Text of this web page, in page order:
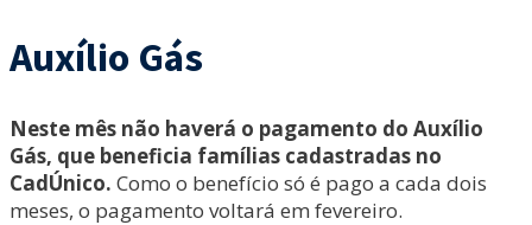
Auxílio Gás
Neste mês não haverá o pagamento do Auxílio
Gás, que beneficia famílias cadastradas no
CadÚnico. Como o benefício só é pago a cada dois
meses, o pagamento voltará em fevereiro.